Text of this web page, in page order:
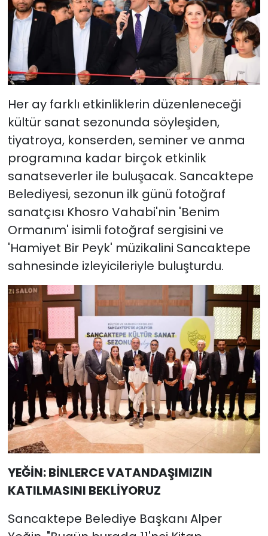
Her ay farklı etkinliklerin düzenleneceği
kültür sanat sezonunda söyleşiden,
tiyatroya, konserden, seminer ve anma
programına kadar birçok etkinlik
sanatseverler ile buluşacak. Sancaktepe
Belediyesi, sezonun ilk günü fotoğraf
sanatçısı Khosro Vahabi'nin 'Benim
Ormanım' isimli fotoğraf sergisini ve
'Hamiyet Bir Peyk' müzikalini Sancaktepe
sahnesinde izleyicileriyle buluşturdu.
YEĞİN: BİNLERCE VATANDAŞIMIZIN
KATILMASINI BEKLİYORUZ
Sancaktepe Belediye Başkanı Alper